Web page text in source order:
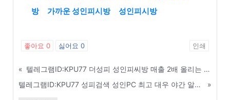
방
가까운 성인피시방 성인피시방
좋아요 0 싫어요 0 인쇄
«
텔레그램ID:KPU77 더성피 성인피씨방 매출 2배 올리는 온라인 타겟 마케팅 비법 - 영주
텔레그램ID:KPU77 성피검색 성인PC 최고 대우 야간 알바 및 매니저 급구 - 전주
»